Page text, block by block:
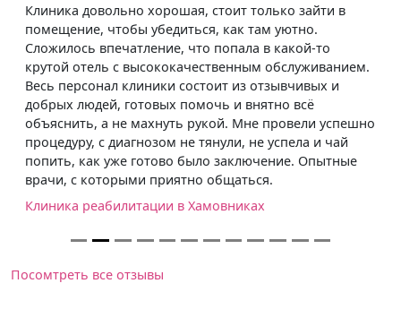
Клиника довольно хорошая, стоит только зайти в
помещение, чтобы убедиться, как там уютно.
Сложилось впечатление, что попала в какой-то
крутой отель с высококачественным обслуживанием.
Весь персонал клиники состоит из отзывчивых и
добрых людей, готовых помочь и внятно всё
объяснить, а не махнуть рукой. Мне провели успешно
процедуру, с диагнозом не тянули, не успела и чай
попить, как уже готово было заключение. Опытные
врачи, с которыми приятно общаться.
Клиника реабилитации в Хамовниках
Посомтреть все отзывы